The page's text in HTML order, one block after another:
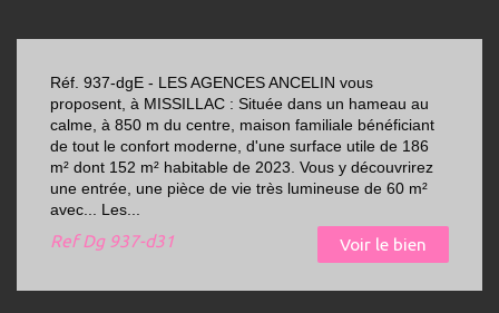
Réf. 937-dgE - LES AGENCES ANCELIN vous
proposent, à MISSILLAC : Située dans un hameau au
calme, à 850 m du centre, maison familiale bénéficiant
de tout le confort moderne, d'une surface utile de 186
m² dont 152 m² habitable de 2023. Vous y découvrirez
une entrée, une pièce de vie très lumineuse de 60 m²
avec... Les...
RefDg 937-d31 Voir le bien